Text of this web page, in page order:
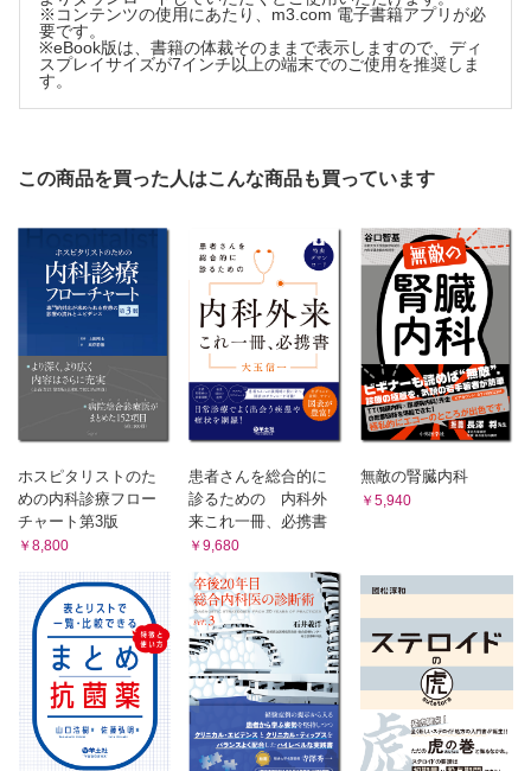
10 上腸間膜動脈症候群
11 急性虫垂炎
12 大腸憩室炎
14 小腸閉塞
17 好酸球性消化管疾患
20 大腸癌
21 蛋白漏出性胃腸症
22 胃アニサキス症
3．肝・胆・膵
1 急性胆嚢炎／胆石症
2 急性胆管炎
3 肝膿瘍
炎
5 慢性B型肝炎
6 慢性C型肝炎
7 自己免疫性肝炎
8 原発性胆汁性胆管炎・原発性硬化性胆管炎
9 肝硬変症
10 肝細胞癌
11 胆道癌
12 急性膵炎
13 慢性膵炎
14 膵癌
4．循環器
※コンテンツの使用にあたり、m3.com 電子書籍アプリが必
要です。
※eBook版は、書籍の体裁そのままで表示しますので、ディ
スプレイサイズが7インチ以上の端末でのご使用を推奨しま
す。
この商品を買った人はこんな商品も買っています
ホスピタリストのた
めの内科診療フロー
チャート第3版
￥8,800
患者さんを総合的に
診るための 内科外
来これ一冊、必携書
￥9,680
無敵の腎臓内科
￥5,940